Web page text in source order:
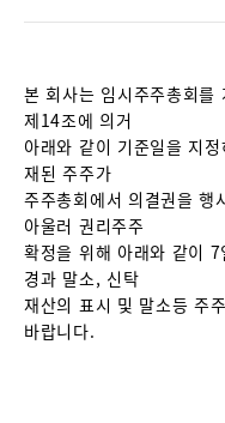
본 회사는 임시주주총회
제14조에 의거
아래와 같이 기준일을 지
재된 주주가
주주총회에서 의결권을 행
아울러 권리주주
확정을 위해 아래와 같이
경과 말소, 신탁
재산의 표시 및 말소등 주
바랍니다.